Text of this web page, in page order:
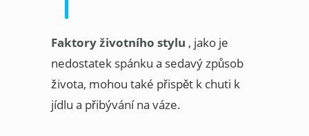
Faktory životního stylu , jako je
nedostatek spánku a sedavý způsob
života, mohou také přispět k chuti k
jídlu a přibývání na váze.